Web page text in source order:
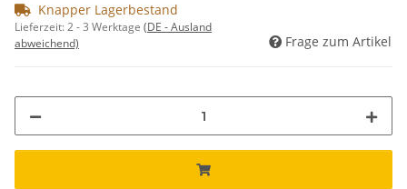
Knapper Lagerbestand
Lieferzeit:2 - 3 Werktage (DE - Ausland
abweichend)
Frage zum Artikel